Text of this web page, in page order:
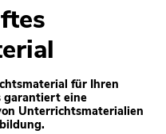
für Ihren
garantiert eine
Unterrichtsmaterialien